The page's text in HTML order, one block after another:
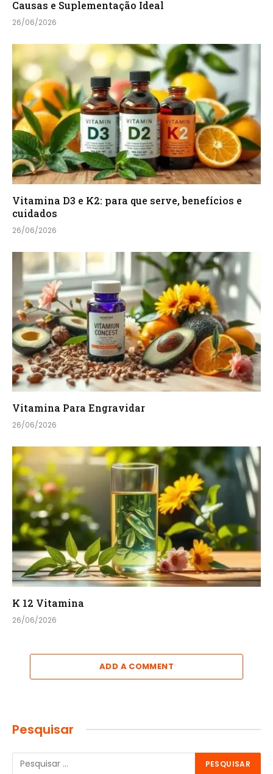
Causas e Suplementação Ideal
26/06/2026
Vitamina D3 e K2: para que serve, benefícios e
cuidados
26/06/2026
Vitamina Para Engravidar
26/06/2026
K 12 Vitamina
26/06/2026
ADD A COMMENT
Pesquisar